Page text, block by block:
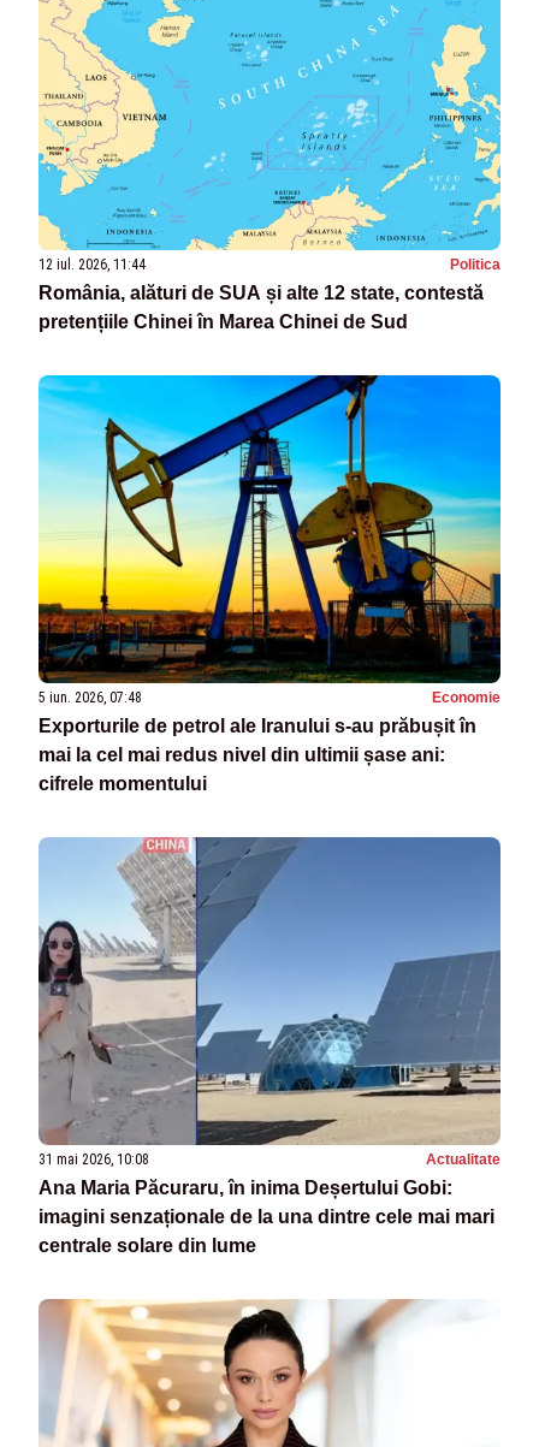
12 iul. 2026, 11:44 Politica
România, alături de SUA și alte 12 state, contestă
pretențiile Chinei în Marea Chinei de Sud
5 iun. 2026, 07:48 Economie
Exporturile de petrol ale Iranului s-au prăbușit în
mai la cel mai redus nivel din ultimii șase ani:
cifrele momentului
31 mai 2026, 10:08 Actualitate
Ana Maria Păcuraru, în inima Deșertului Gobi:
imagini senzaționale de la una dintre cele mai mari
centrale solare din lume